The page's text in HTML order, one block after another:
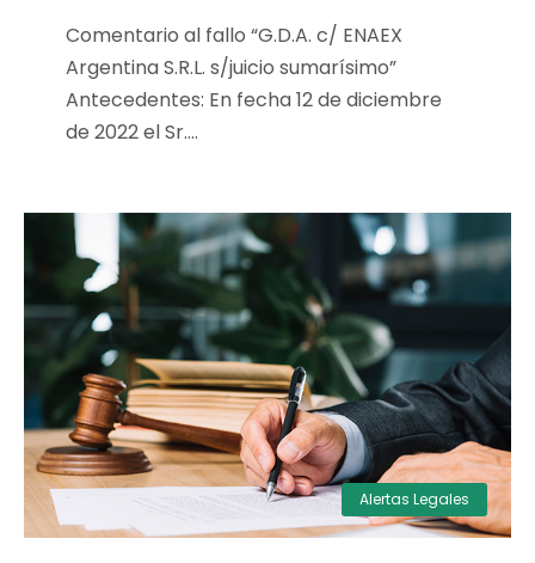
Comentario al fallo “G.D.A. c/ ENAEX
Argentina S.R.L. s/juicio sumarísimo”
Antecedentes: En fecha 12 de diciembre
de 2022 el Sr....
Alertas Legales